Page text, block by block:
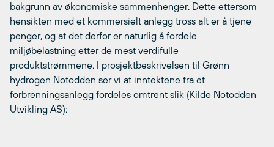
bakgrunn av økonomiske sammenhenger. Dette ettersom
hensikten med et kommersielt anlegg tross alt er å tjene
penger, og at det derfor er naturlig å fordele
miljøbelastning etter de mest verdifulle
produktstrømmene. I prosjektbeskrivelsen til Grønn
hydrogen Notodden ser vi at inntektene fra et
forbrenningsanlegg fordeles omtrent slik (Kilde Notodden
Utvikling AS):